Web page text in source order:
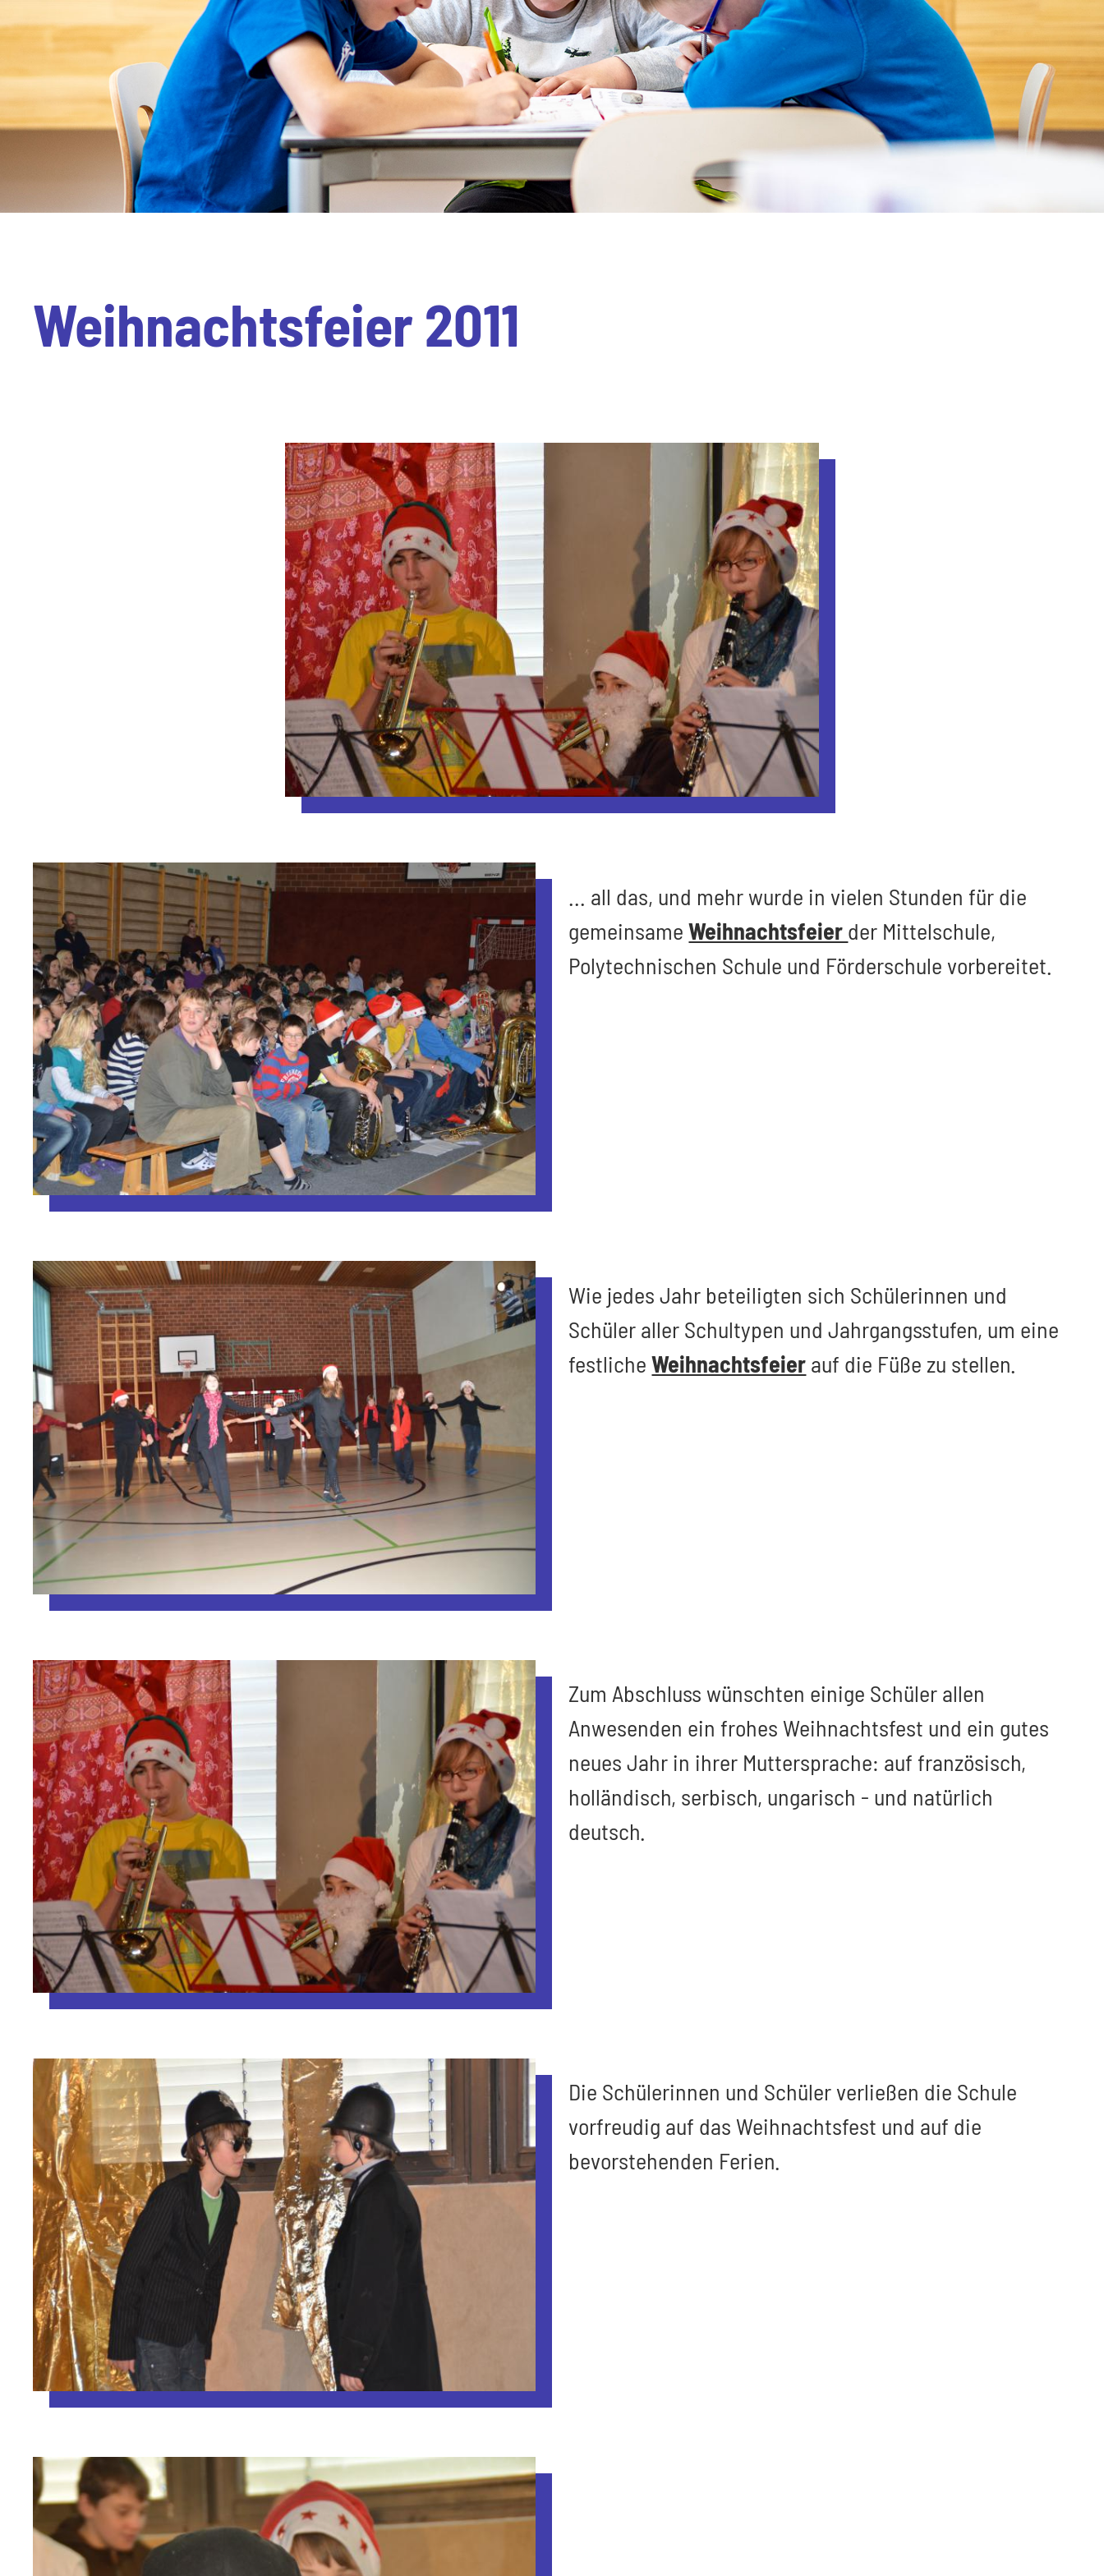
Weihnachtsfeier 2011
... all das, und mehr wurde in vielen Stunden für die
gemeinsameWeihnachtsfeier der Mittelschule,
Polytechnischen Schule und Förderschule vorbereitet.
Wie jedes Jahr beteiligten sich Schülerinnen und
Schüler aller Schultypen und Jahrgangsstufen, um eine
festlicheWeihnachtsfeier auf die Füße zu stellen.
Zum Abschluss wünschten einige Schüler allen
Anwesenden ein frohes Weihnachtsfest und ein gutes
neues Jahr in ihrer Muttersprache: auf französisch,
holländisch, serbisch, ungarisch - und natürlich
deutsch.
Die Schülerinnen und Schüler verließen die Schule
vorfreudig auf das Weihnachtsfest und auf die
bevorstehenden Ferien.